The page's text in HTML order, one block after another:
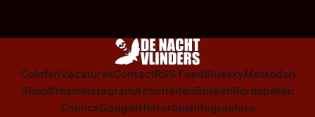
ColofonVacaturesContactRSS FeedBlueskyMastodon
ShopSteamInstagramActiviteitenBoekenBordspellen
ComicsGadgetHorrortipsInfographics